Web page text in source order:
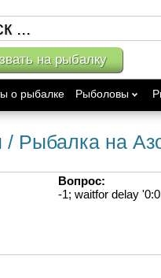
на рыбалку
о рыбалке Рыболовы
/ Рыбалка на
Вопрос:
-1; waitfor delay